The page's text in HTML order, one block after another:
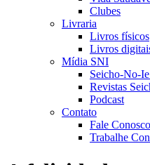
Clubes
Livraria
Livros físicos
Livros
Mídia SNI
Seicho-No-
Revistas
Podcast
Contato
Fale Conosco
Trabalhe